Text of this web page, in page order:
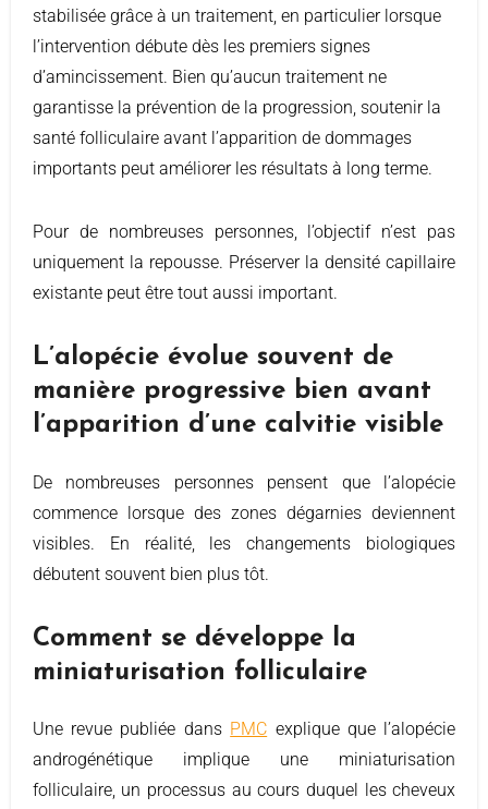
stabilisée grâce à un traitement, en particulier lorsque
l’intervention débute dès les premiers signes
d’amincissement. Bien qu’aucun traitement ne
garantisse la prévention de la progression, soutenir la
santé folliculaire avant l’apparition de dommages
importants peut améliorer les résultats à long terme.
Pour de nombreuses personnes, l’objectif n’est pas
uniquement la repousse. Préserver la densité capillaire
existante peut être tout aussi important.
L’alopécie évolue souvent de
manière progressive bien avant
l’apparition d’une calvitie visible
De nombreuses personnes pensent que l’alopécie
commence lorsque des zones dégarnies deviennent
visibles. En réalité, les changements biologiques
débutent souvent bien plus tôt.
Comment se développe la
miniaturisation folliculaire
Une revue publiée dans PMC explique que l’alopécie
androgénétique implique une miniaturisation
folliculaire, un processus au cours duquel les cheveux